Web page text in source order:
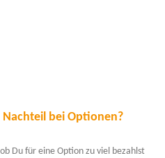
Nachteil bei Optionen?
Du für eine Option zu viel bezahlst